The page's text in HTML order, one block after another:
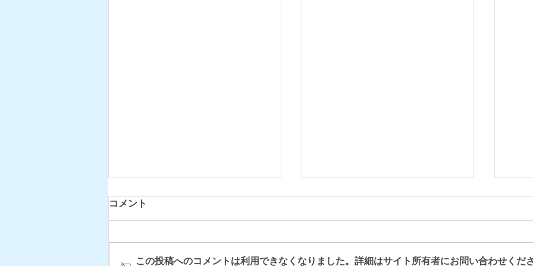
コメント
この投稿へのコメントは利用できなくなりました。詳細はサイト所有者にお問い合わせくだ